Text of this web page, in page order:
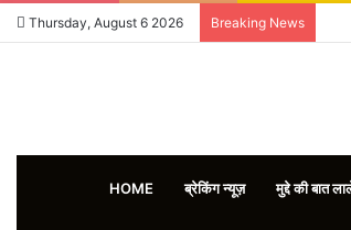
Thursday, August 6 2026 Breaking News
HOME ब्रेकिंग न्यूज़ मुद्दे की बात